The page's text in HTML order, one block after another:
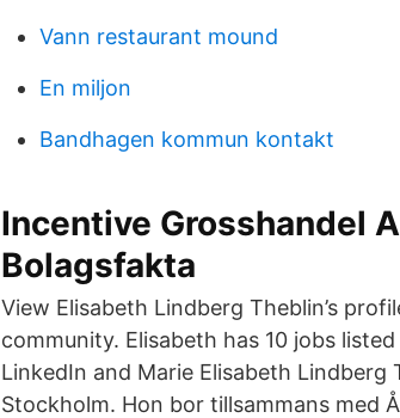
Vann restaurant mound
En miljon
Bandhagen kommun kontakt
Incentive Grosshandel
Bolagsfakta
View Elisabeth Lindberg Theblin’s
community. Elisabeth has 10 jobs
LinkedIn and Marie Elisabeth
Stockholm. Hon bor tillsammans med